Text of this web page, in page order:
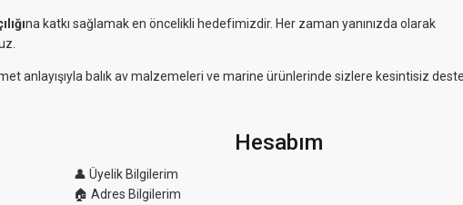
na katkı sağlamak en öncelikli hedefimizdir. Her zaman yanınızda olarak
anlayışıyla balık av malzemeleri ve marine ürünlerinde sizlere kesintisiz
Hesabım
👤 Üyelik Bilgilerim
🏠 Adres Bilgilerim